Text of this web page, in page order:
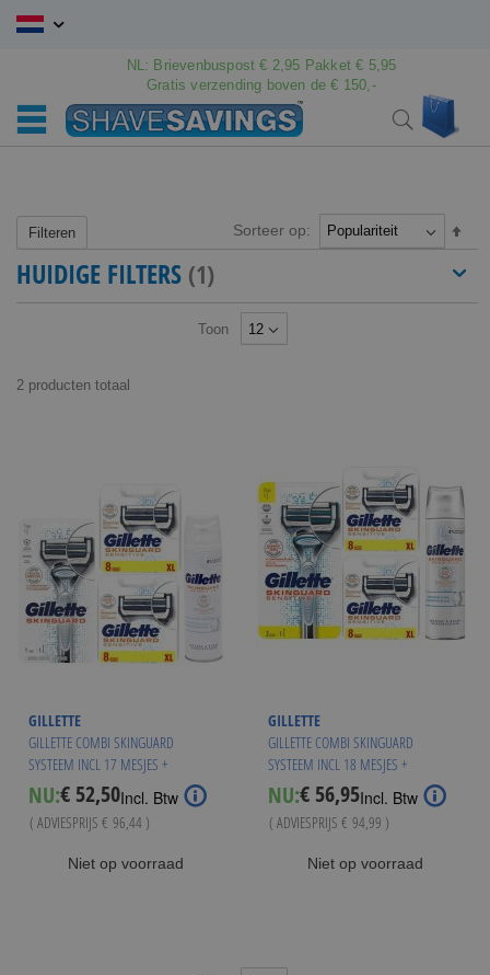
Ga
NL: Brievenbuspost € 2,95 Pakket € 5,95
Gratis verzending boven de € 150,-
Search
Toon
Sorteer op:
naar
2 producten totaal
GILLETTE
GILLETTE COMBI SKINGUARD
SYSTEEM INCL 17 MESJES +
SCHEERSCHUIM
NU:Special
Price
€ 52,50Incl. Btw
( ADVIESPRIJS € 96,44 )
Niet op voorraad
GILLETTE
GILLETTE COMBI SKINGUARD
SYSTEEM INCL 18 MESJES +
SCHEERSCHUIM
NU:Special
Price
€ 56,95Incl. Btw
( ADVIESPRIJS € 94,99 )
Niet op voorraad
Filteren
HUIDIGE FILTERS